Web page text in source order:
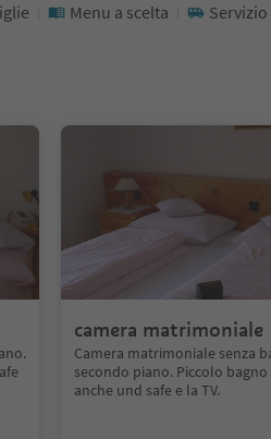
Menu a scelta
camera matrimoniale
Camera matrimoniale senza
secondo piano. Piccolo
anche und safe e la TV.